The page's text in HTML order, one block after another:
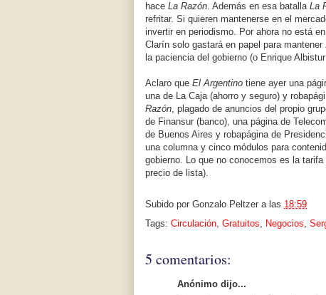
hace La Razón. Además en esa batalla La
refritar. Si quieren mantenerse en el
invertir en periodismo. Por ahora no está
Clarín solo gastará en papel para mantener
la paciencia del gobierno (o Enrique
Aclaro que El Argentino tiene ayer una
una de La Caja (ahorro y seguro) y
Razón, plagado de anuncios del propio
de Finansur (banco), una página de
de Buenos Aires y robapágina de
una columna y cinco módulos para
gobierno. Lo que no conocemos es la
precio de lista).
Subido por Gonzalo Peltzer a las 18:59
Tags: Circulación, Gratuitos, Negocios,
5 comentarios:
Anónimo dijo...